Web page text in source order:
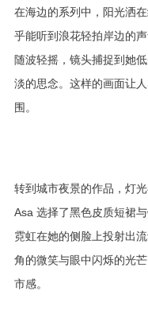
在海边的系列中，阳光洒
乎能听到浪花轻拍岸边的
随波轻摇，镜头捕捉到她
淡的思念。这样的画面让
围。
转到城市夜景的作品，灯
Asa 选择了黑色皮质短裙
霓虹在她的侧脸上投射出
角的微笑与眼中闪烁的光
市感。